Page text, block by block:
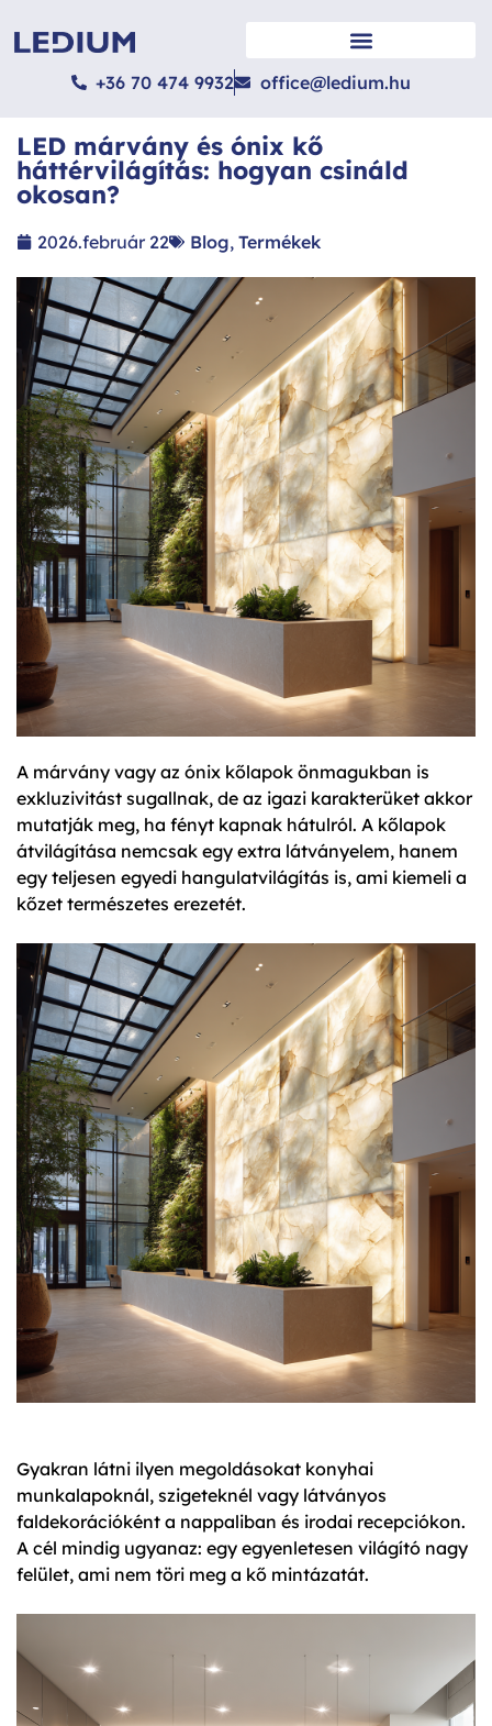
+36 70 474 9932 office@ledium.hu
LED márvány és ónix kő
háttérvilágítás: hogyan csináld
okosan?
2026.február 22 Blog, Termékek
A márvány vagy az ónix kőlapok önmagukban is
exkluzivitást sugallnak, de az igazi karakterüket akkor
mutatják meg, ha fényt kapnak hátulról. A kőlapok
átvilágítása nemcsak egy extra látványelem, hanem
egy teljesen egyedi hangulatvilágítás is, ami kiemeli a
kőzet természetes erezetét.
Gyakran látni ilyen megoldásokat konyhai
munkalapoknál, szigeteknél vagy látványos
faldekorációként a nappaliban és irodai recepciókon.
A cél mindig ugyanaz: egy egyenletesen világító nagy
felület, ami nem töri meg a kő mintázatát.